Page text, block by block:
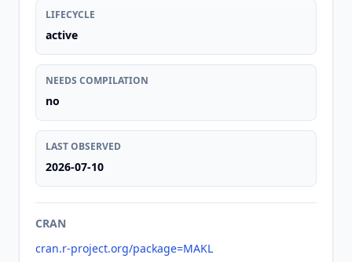
LIFECYCLE
active
NEEDS COMPILATION
no
LAST OBSERVED
2026-07-10
CRAN
cran.r-project.org/package=MAKL